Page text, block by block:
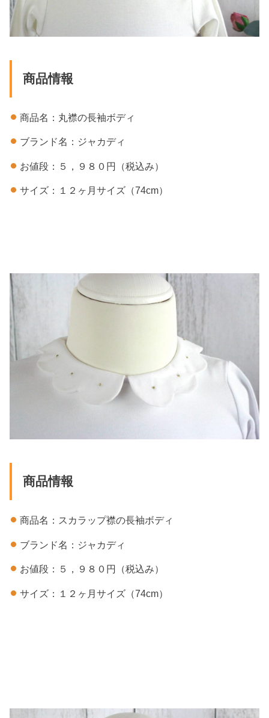
商品情報
商品名：丸襟の長袖ボディ
ブランド名：ジャカディ
お値段：５，９８０円（税込み）
サイズ：１２ヶ月サイズ（74cm）
商品情報
商品名：スカラップ襟の長袖ボディ
ブランド名：ジャカディ
お値段：５，９８０円（税込み）
サイズ：１２ヶ月サイズ（74cm）